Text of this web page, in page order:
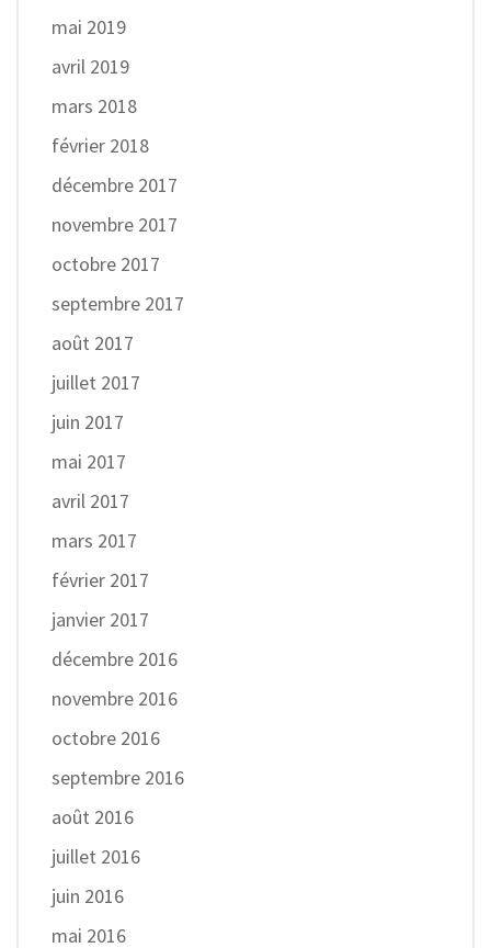
mai 2019
avril 2019
mars 2018
février 2018
décembre 2017
novembre 2017
octobre 2017
septembre 2017
août 2017
juillet 2017
juin 2017
mai 2017
avril 2017
mars 2017
février 2017
janvier 2017
décembre 2016
novembre 2016
octobre 2016
septembre 2016
août 2016
juillet 2016
juin 2016
mai 2016